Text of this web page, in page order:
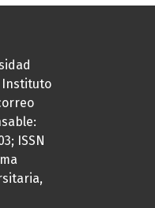
Instituto
ISSN